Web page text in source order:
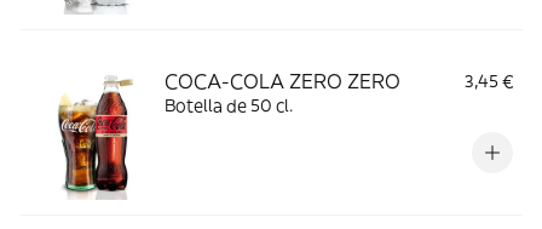
COCA-COLA ZERO ZERO
3,45 €
Botella de 50 cl.